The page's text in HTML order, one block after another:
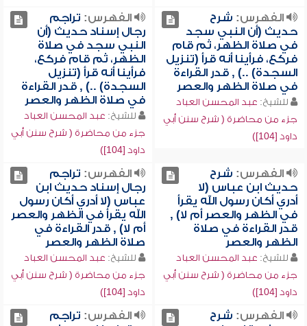
الفهرس: شرح
حديث (أن النبي سجد
في صلاة الظهر، ثم قام
فركع، فرأينا أنه قرأ (تنزيل
السجدة) ..) , قدر القراءة
في صلاة الظهر والعصر
للشيخ: عبد المحسن العباد
جزء من محاضرة ( شرح سنن أبي
داود [104])
الفهرس: تراجم
رجال إسناد حديث (أن
النبي سجد في صلاة
الظهر، ثم قام فركع،
فرأينا أنه قرأ (تنزيل
السجدة) ..) , قدر القراءة
في صلاة الظهر والعصر
للشيخ: عبد المحسن العباد
جزء من محاضرة ( شرح سنن أبي
داود [104])
الفهرس: شرح
حديث ابن عباس (لا
أدري أكان رسول الله يقرأ
في الظهر والعصر أم لا) ,
قدر القراءة في صلاة
الظهر والعصر
للشيخ: عبد المحسن العباد
جزء من محاضرة ( شرح سنن أبي
داود [104])
الفهرس: تراجم
رجال إسناد حديث ابن
عباس (لا أدري أكان رسول
الله يقرأ في الظهر والعصر
أم لا) , قدر القراءة في
صلاة الظهر والعصر
للشيخ: عبد المحسن العباد
جزء من محاضرة ( شرح سنن أبي
داود [104])
الفهرس: شرح
الفهرس: تراجم